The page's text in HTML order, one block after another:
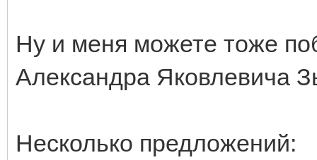
Ну и меня можете тоже
Александра Яковлевича
Несколько предложений: